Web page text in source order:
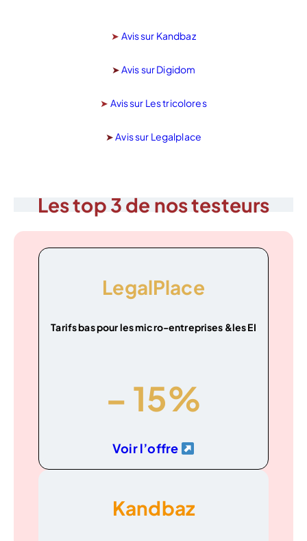
➤ Avis sur Kandbaz
➤Avis sur Digidom
➤ Avis sur Les tricolores
➤Avis sur Legalplace
Les top 3 de nos testeurs
LegalPlace
Tarifs bas pour les micro-entreprises &les EI
– 15%
Voir l’offre
Kandbaz